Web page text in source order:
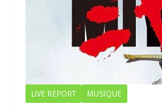
LIVE REPORT MUSIQUE